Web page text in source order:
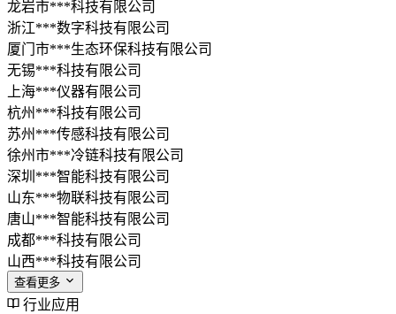
龙岩市***科技有限公司
浙江***数字科技有限公司
厦门市***生态环保科技有限公司
无锡***科技有限公司
上海***仪器有限公司
杭州***科技有限公司
苏州***传感科技有限公司
徐州市***冷链科技有限公司
深圳***智能科技有限公司
山东***物联科技有限公司
唐山***智能科技有限公司
成都***科技有限公司
山西***科技有限公司
查看更多
行业应用